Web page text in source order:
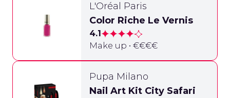
L'Oréal Paris
Color Riche Le Vernis
4.1
Make up • €€€€
Pupa Milano
Nail Art Kit City Safari